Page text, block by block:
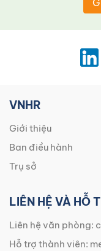
VNHR
Giới thiệu
Ban điều hành
Trụ sở
LIÊN HỆ VÀ HỖ
Liên hệ văn phòng:
Hỗ trợ thành viên: